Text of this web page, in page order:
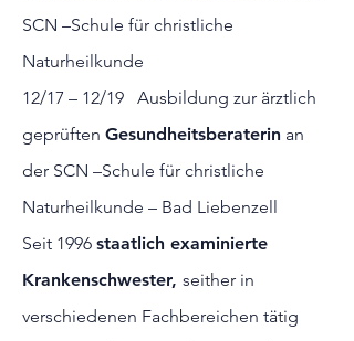
SCN –Schule für christliche
Naturheilkunde
12/17 – 12/19 Ausbildung zur ärztlich
geprüften Gesundheitsberaterin an
der SCN –Schule für christliche
Naturheilkunde – Bad Liebenzell
Seit 1996 staatlich examinierte
Krankenschwester, seither in
verschiedenen Fachbereichen tätig